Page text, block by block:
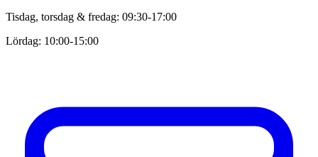
Tisdag, torsdag & fredag: 09:30-17:00
Lördag: 10:00-15:00